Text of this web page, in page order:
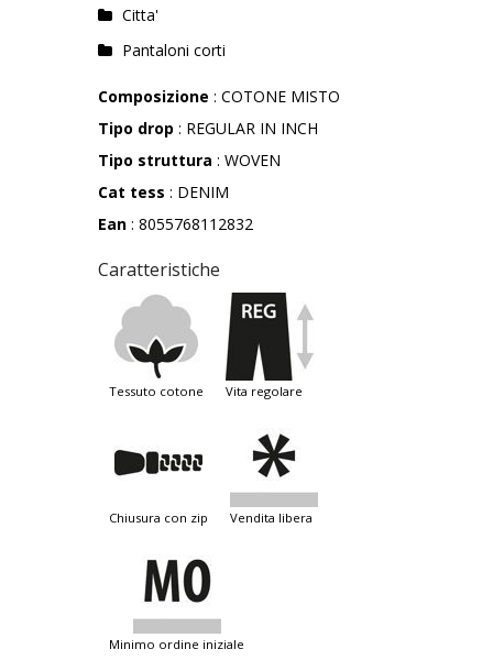
Citta'
Pantaloni corti
Composizione : COTONE MISTO
Tipo drop : REGULAR IN INCH
Tipo struttura : WOVEN
Cat tess : DENIM
Ean : 8055768112832
Caratteristiche
tessuto cotone vita regolare
chiusura con zip vendita libera
minimo ordine iniziale